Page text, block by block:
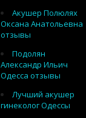
Акушер Полюлях
Оксана Анатольевна
отзывы
Подолян
Александр Ильич
Одесса отзывы
Лучший акушер
гинеколог Одессы